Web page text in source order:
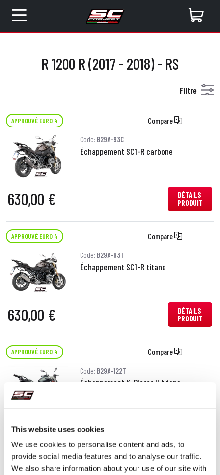
This website uses cookies
We use cookies to personalise content and ads, to
provide social media features and to analyse our traffic.
We also share information about your use of our site with
R 1200 R (2017 - 2018) - RS
Filtre
APPROUVÉ EURO 4 Compare
Code: B29A-93C
Échappement SC1-R carbone
630,00 €
DÉTAILS
PRODUIT
APPROUVÉ EURO 4 Compare
Code: B29A-93T
Échappement SC1-R titane
630,00 €
DÉTAILS
PRODUIT
APPROUVÉ EURO 4 Compare
Code: B29A-122T
Échappement X-Plorer II titane
630,00 €
APPROUVÉ EURO 4 Compare